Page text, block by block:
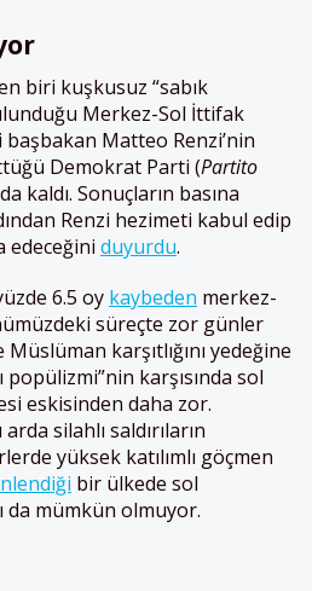
biri kuşkusuz “sabık
Merkez-Sol İttifak
başbakan Matteo Renzi’nin
Demokrat Parti (Partito
kaldı. Sonuçların basına
Renzi hezimeti kabul edip
edeceğini duyurdu.
6.5 oy kaybeden merkez-
süreçte zor günler
karşıtlığını yedeğine
popülizmi”nin karşısında sol
eskisinden daha zor.
silahlı saldırıların
yüksek katılımlı göçmen
bir ülkede sol
da mümkün olmuyor.